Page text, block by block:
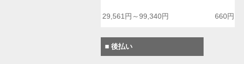
29,561円～99,340円 660円
■ 後払い